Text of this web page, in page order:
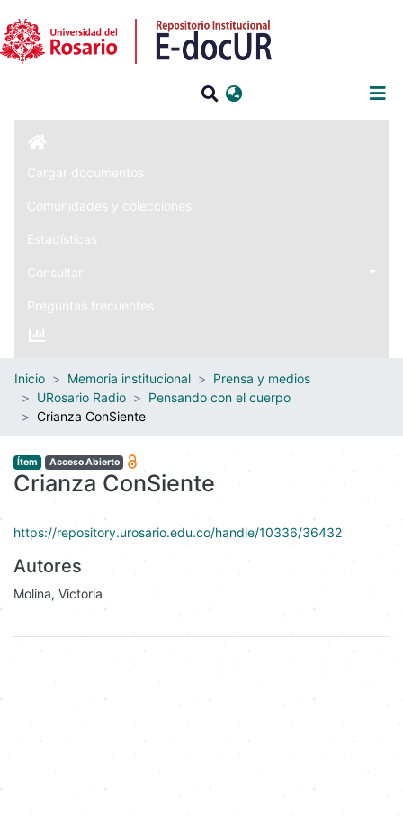
Cargar documentos
Comunidades y colecciones
Estadísticas
Consultar
Preguntas frecuentes
Inicio Memoria institucional
Prensa y medios
URosario Radio
Pensando con el cuerpo
Crianza ConSiente
Ítem Acceso Abierto
Crianza ConSiente
https://repository.urosario.edu.co/handle/10336/36432
Autores
Molina, Victoria